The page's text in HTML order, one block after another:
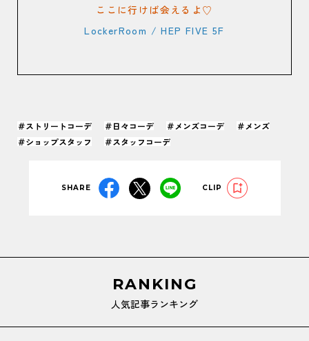
ここに行けば会えるよ♡
LockerRoom / HEP FIVE 5F
＃ストリートコーデ ＃日々コーデ ＃メンズコーデ
＃メンズ
＃ショップスタッフ
＃スタッフコーデ
SHARE CLIP
RANKING
人気記事ランキング